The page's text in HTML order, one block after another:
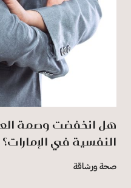
هل انخفضت وصمة العار
النفسية في الإمارات؟
صحة ورشاقة